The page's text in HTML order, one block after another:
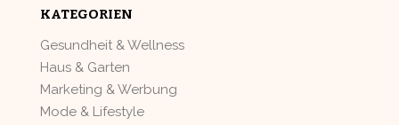
KATEGORIEN
Gesundheit & Wellness
Haus & Garten
Marketing & Werbung
Mode & Lifestyle